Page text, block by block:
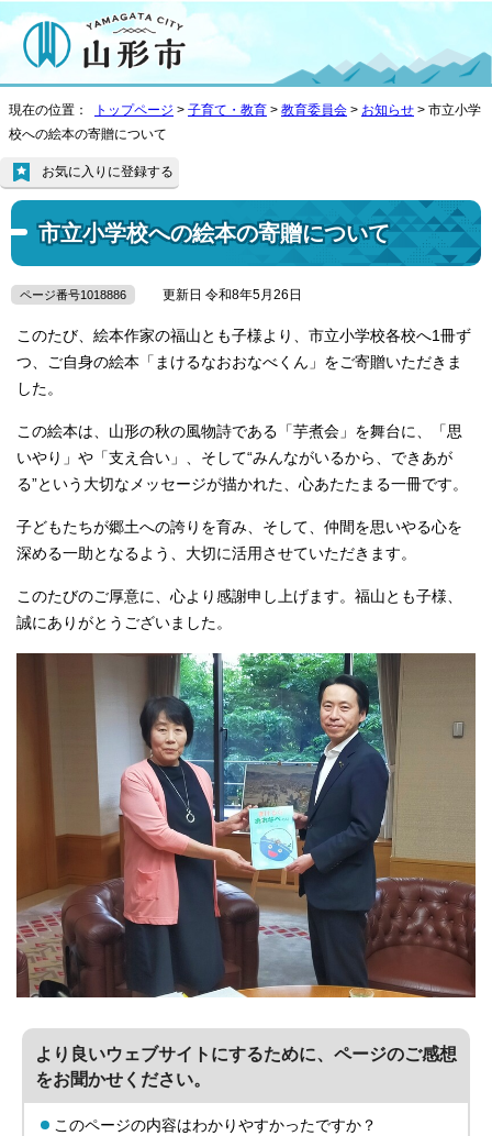
現在の位置： トップページ > 子育て・教育 > 教育委員会 > お知らせ > 市立小学
校への絵本の寄贈について
市立小学校への絵本の寄贈について
お気に入りに登録する
ページ番号1018886 更新日 令和8年5月26日
このたび、絵本作家の福山とも子様より、市立小学校各校へ1冊ず
つ、ご自身の絵本「まけるなおおなべくん」をご寄贈いただきま
した。
この絵本は、山形の秋の風物詩である「芋煮会」を舞台に、「思
いやり」や「支え合い」、そして“みんながいるから、できあが
る”という大切なメッセージが描かれた、心あたたまる一冊です。
子どもたちが郷土への誇りを育み、そして、仲間を思いやる心を
深める一助となるよう、大切に活用させていただきます。
このたびのご厚意に、心より感謝申し上げます。福山とも子様、
誠にありがとうございました。
より良いウェブサイトにするために、ページのご感想
をお聞かせください。
このページの内容はわかりやすかったですか？